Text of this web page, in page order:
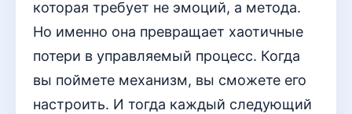
которая требует не эмоций, а метода.
Но именно она превращает хаотичные
потери в управляемый процесс. Когда
вы поймете механизм, вы сможете его
настроить. И тогда каждый следующий